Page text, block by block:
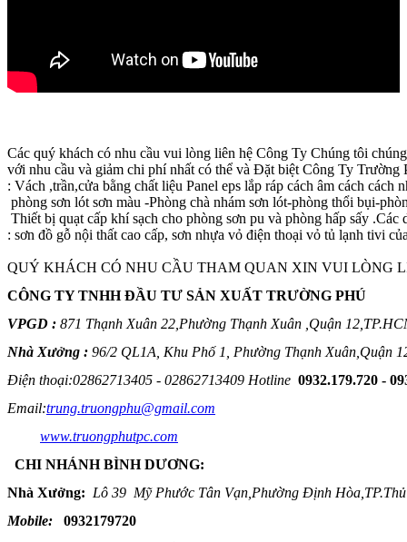
Các quý khách có nhu cầu vui lòng liên hệ Công Ty Chúng tôi
với nhu cầu và giảm chi phí nhất có thể và Đặt biệt Công Ty
: Vách ,trần,cửa bằng chất liệu Panel eps lắp ráp cách âm cách
phòng sơn lót sơn màu -Phòng chà nhám sơn lót-phòng thổi bụi-
Thiết bị quạt cấp khí sạch cho phòng sơn pu và phòng hấp sấy
: sơn đồ gỗ nội thất cao cấp, sơn nhựa vỏ điện thoại vỏ tủ lạnh tivi
QUÝ KHÁCH CÓ NHU CẦU THAM QUAN XIN VUI LÒNG
CÔNG TY TNHH ĐẦU TƯ SẢN XUẤT TRƯỜNG PHÚ
VPGD : 871 Thạnh Xuân 22,Phường Thạnh Xuân ,Quận
Nhà Xưởng : 96/2 QL1A, Khu Phố 1, Phường Thạnh Xuân,Quận
Điện thoại:02862713405 - 02862713409 Hotline 0932.179.720 -
Email:trung.truongphu@gmail.com
www.truongphutpc.com
CHI NHÁNH BÌNH DƯƠNG:
Nhà Xưởng: Lô 39  Mỹ Phước Tân Vạn,Phường Định
Mobile: 0932179720